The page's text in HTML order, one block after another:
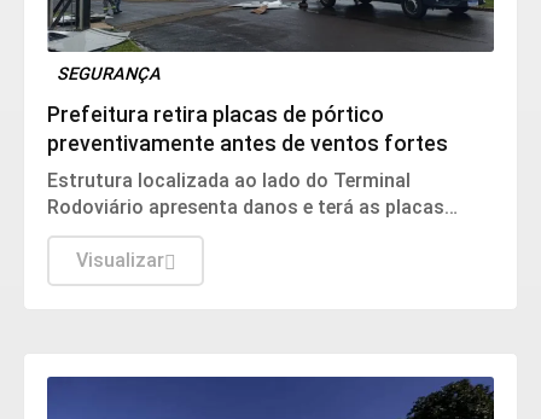
SEGURANÇA
Prefeitura retira placas de pórtico
preventivamente antes de ventos fortes
Estrutura localizada ao lado do Terminal
Rodoviário apresenta danos e terá as placas
removidas até que as condições de segurança
sejam restabelecidas
Visualizar